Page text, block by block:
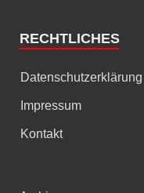
RECHTLICHES
Datenschutzerklärung
Impressum
Kontakt